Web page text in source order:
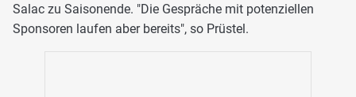
Salac zu Saisonende. "Die Gespräche mit potenziellen
Sponsoren laufen aber bereits", so Prüstel.